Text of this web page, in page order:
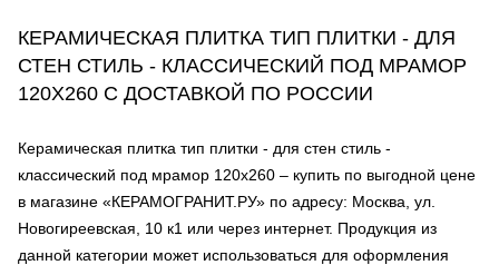
КЕРАМИЧЕСКАЯ ПЛИТКА ТИП ПЛИТКИ - ДЛЯ
СТЕН СТИЛЬ - КЛАССИЧЕСКИЙ ПОД МРАМОР
120Х260 С ДОСТАВКОЙ ПО РОССИИ
Керамическая плитка тип плитки - для стен стиль -
классический под мрамор 120х260 – купить по выгодной цене
в магазине «КЕРАМОГРАНИТ.РУ» по адресу: Москва, ул.
Новогиреевская, 10 к1 или через интернет. Продукция из
данной категории может использоваться для оформления